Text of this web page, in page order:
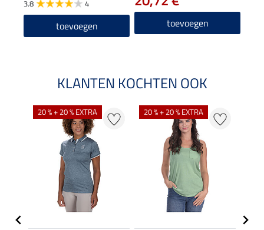
3.8 4
toevoegen toevoegen
KLANTEN KOCHTEN OOK
20 % + 20 % EXTRA 20 % + 20 % EXTRA